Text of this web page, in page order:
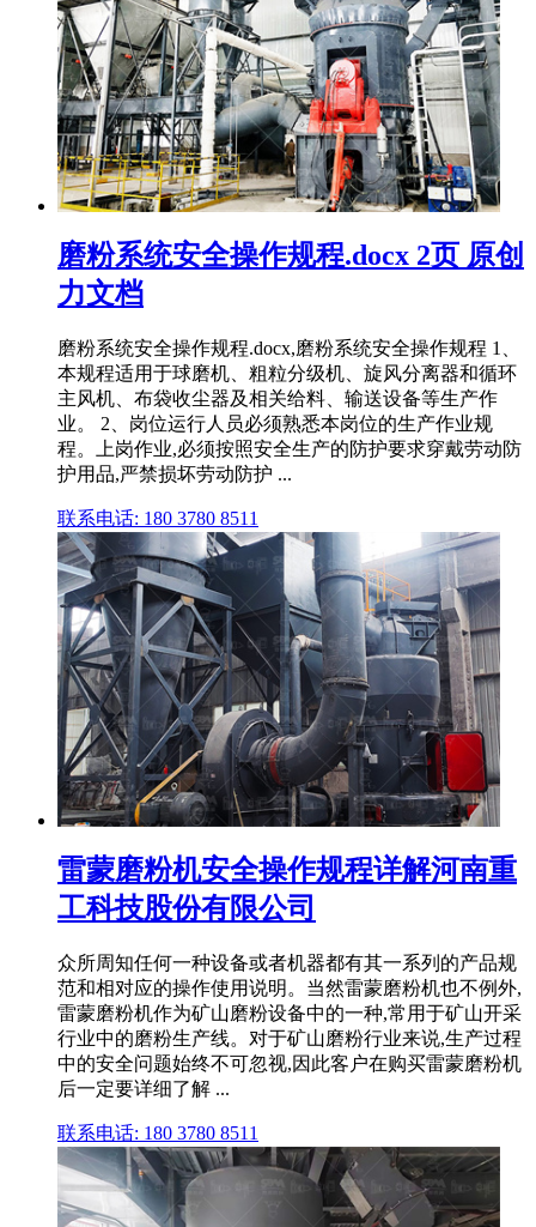
磨粉系统安全操作规程.docx 2页 原创
力文档
磨粉系统安全操作规程.docx,磨粉系统安全操作规程 1、
本规程适用于球磨机、粗粒分级机、旋风分离器和循环
主风机、布袋收尘器及相关给料、输送设备等生产作
业。 2、岗位运行人员必须熟悉本岗位的生产作业规
程。上岗作业,必须按照安全生产的防护要求穿戴劳动防
护用品,严禁损坏劳动防护 ...
联系电话: 180 3780 8511
雷蒙磨粉机安全操作规程详解河南重
工科技股份有限公司
众所周知任何一种设备或者机器都有其一系列的产品规
范和相对应的操作使用说明。当然雷蒙磨粉机也不例外,
雷蒙磨粉机作为矿山磨粉设备中的一种,常用于矿山开采
行业中的磨粉生产线。对于矿山磨粉行业来说,生产过程
中的安全问题始终不可忽视,因此客户在购买雷蒙磨粉机
后一定要详细了解 ...
联系电话: 180 3780 8511